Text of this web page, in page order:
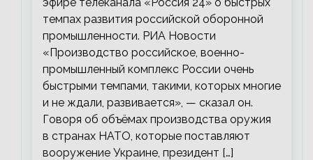
темпах развития российской оборонной
промышленности. РИА Новости
«Производство российское, военно-
промышленный комплекс России очень
быстрыми темпами, такими, которых многие
и не ждали, развивается», — сказал он.
Говоря об объёмах производства оружия
в странах НАТО, которые поставляют
вооружение Украине, президент […]